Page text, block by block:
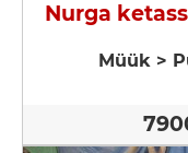
Nurga
Müük >